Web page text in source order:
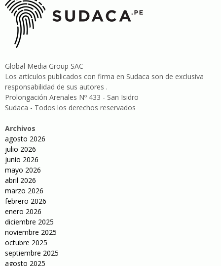
Global Media Group SAC
Los artículos publicados con firma en Sudaca son de exclusiva
responsabilidad de sus autores .
Prolongación Arenales Nº 433 - San Isidro
Sudaca - Todos los derechos reservados
Archivos
agosto 2026
julio 2026
junio 2026
mayo 2026
abril 2026
marzo 2026
febrero 2026
enero 2026
diciembre 2025
noviembre 2025
octubre 2025
septiembre 2025
agosto 2025